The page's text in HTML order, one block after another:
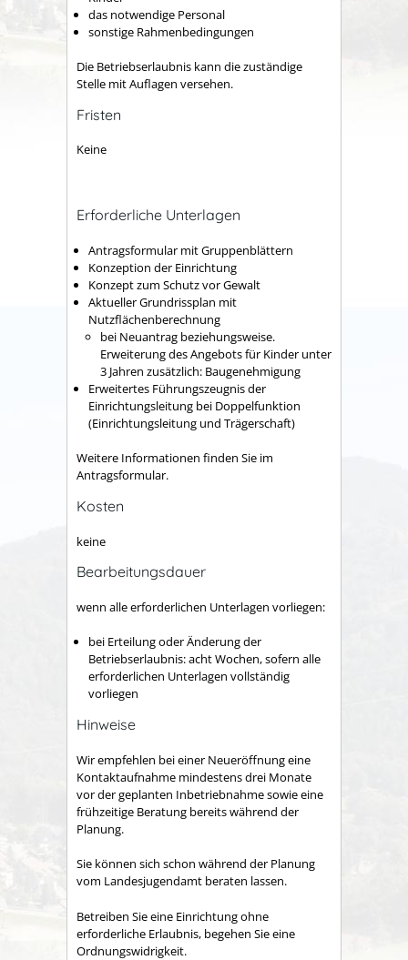
das notwendige Personal
sonstige Rahmenbedingungen
Die Betriebserlaubnis kann die zuständige
Stelle mit Auflagen versehen.
Fristen
Keine
Erforderliche Unterlagen
Antragsformular mit Gruppenblättern
Konzeption der Einrichtung
Konzept zum Schutz vor Gewalt
Aktueller Grundrissplan mit
Nutzflächenberechnung
bei Neuantrag beziehungsweise.
Erweiterung des Angebots für Kinder unter
3 Jahren zusätzlich: Baugenehmigung
Erweitertes Führungszeugnis der
Einrichtungsleitung bei Doppelfunktion
(Einrichtungsleitung und Trägerschaft)
Weitere Informationen finden Sie im
Antragsformular.
Kosten
keine
Bearbeitungsdauer
wenn alle erforderlichen Unterlagen vorliegen:
bei Erteilung oder Änderung der
Betriebserlaubnis: acht Wochen, sofern alle
erforderlichen Unterlagen vollständig
vorliegen
Hinweise
Wir empfehlen bei einer Neueröffnung eine
Kontaktaufnahme mindestens drei Monate
vor der geplanten Inbetriebnahme sowie eine
frühzeitige Beratung bereits während der
Planung.
Sie können sich schon während der Planung
vom Landesjugendamt beraten lassen.
Betreiben Sie eine Einrichtung ohne
erforderliche Erlaubnis, begehen Sie eine
Ordnungswidrigkeit.